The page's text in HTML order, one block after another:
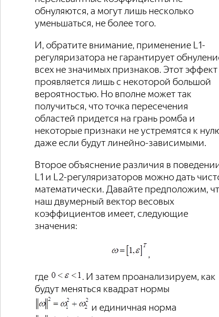
обнуляются, а могут лишь несколько
уменьшаться, не более того.
И, обратите внимание, применение L1-
регуляризатора не гарантирует
всех не значимых признаков. Этот эффект
проявляется лишь с некоторой большой
вероятностью. Но вполне может так
получиться, что точка пересечения
областей придется на грань ромба и
некоторые признаки не устремятся к
даже если будут линейно-зависимыми.
Второе объяснение различия в
L1 и L2-регуляризаторов можно дать
математически. Давайте предположим,
наш двумерный вектор весовых
коэффициентов имеет, следующие
значения:
,
где
. И затем проанализируем, как
будут меняться квадрат нормы
и единичная норма